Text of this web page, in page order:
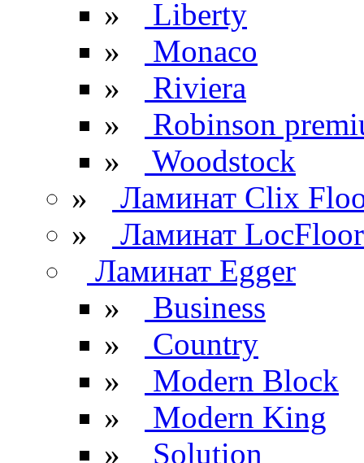
»
Liberty
»
Monaco
»
Riviera
»
Robinson
»
Woodstock
»
Ламинат Clix
»
Ламинат LocFloor
Ламинат Egger
»
Business
»
Country
»
Modern Block
»
Modern King
»
Solution